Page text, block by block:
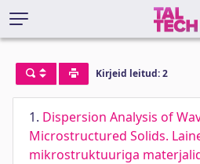
Kirjeid leitud: 2
1. Dispersion Analysis of
Microstructured Solids.
mikrostruktuuriga